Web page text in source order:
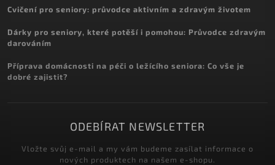
Cvičení pro seniory: průvodce aktivním a zdravým životem
Dárky pro seniory, které potěší i pomohou: Průvodce zdravým
darováním
Příprava domácnosti na péči o ležícího seniora: Co vše je
dobré zajistit?
ODEBÍRAT NEWSLETTER
Vložte svůj e-mail a my vám budeme zasílat informace o
nových produktech na našem e-shopu.